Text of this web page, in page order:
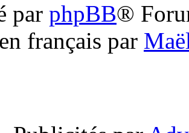
par phpBB®
français par